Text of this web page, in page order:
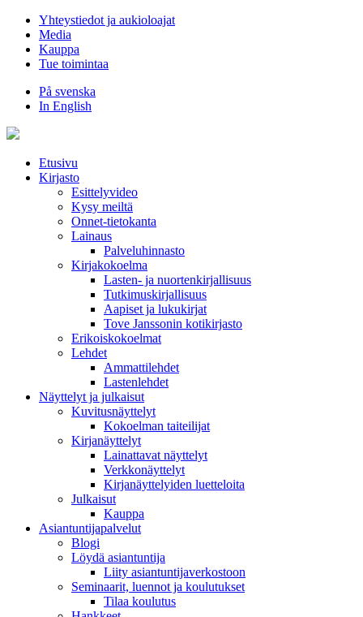
Hyppää
sisältöön
Yhteystiedot ja aukioloajat
Media
Kauppa
Tue toimintaa
På svenska
In English
Etusivu
Kirjasto
Esittelyvideo
Kysy meiltä
Onnet-tietokanta
Lainaus
Palveluhinnasto
Kirjakokoelma
Lasten- ja nuortenkirjallisuus
Tutkimuskirjallisuus
Aapiset ja lukukirjat
Tove Janssonin kotikirjasto
Erikoiskokoelmat
Lehdet
Ammattilehdet
Lastenlehdet
Näyttelyt ja julkaisut
Kuvitusnäyttelyt
Kokoelman taiteilijat
Kirjanäyttelyt
Lainattavat näyttelyt
Verkkonäyttelyt
Kirjanäyttelyiden luetteloita
Julkaisut
Kauppa
Asiantuntija­palvelut
Blogi
Löydä asiantuntija
Liity asiantuntijaverkostoon
Seminaarit, luennot ja koulutukset
Tilaa koulutus